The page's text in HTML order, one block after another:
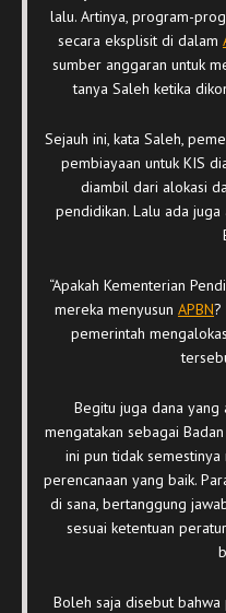
lalu. Artinya, program-
secara eksplisit di dalam
sumber anggaran untuk
tanya Saleh ketika
Sejauh ini, kata Saleh,
pembiayaan untuk KIS
diambil dari alokasi
pendidikan. Lalu ada
“Apakah Kementerian
mereka menyusun APBN?
pemerintah
Begitu juga dana yang
mengatakan sebagai
ini pun tidak
perencanaan yang baik.
di sana, bertanggung
sesuai ketentuan
Boleh saja disebut